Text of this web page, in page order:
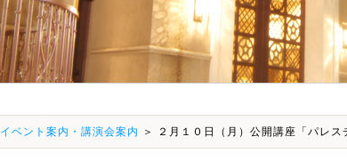
イベント案内・講演会案内 ＞ ２月１０日（月）公開講座「パレ